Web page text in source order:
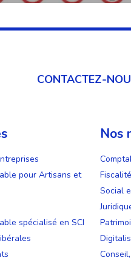
CONTACTEZ-
pour Artisans et
spécialisé en SCI
Nos
Fiscalité
Social